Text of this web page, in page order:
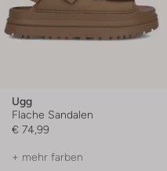
Ugg
Flache Sandalen
€ 74,99
+ mehr farben